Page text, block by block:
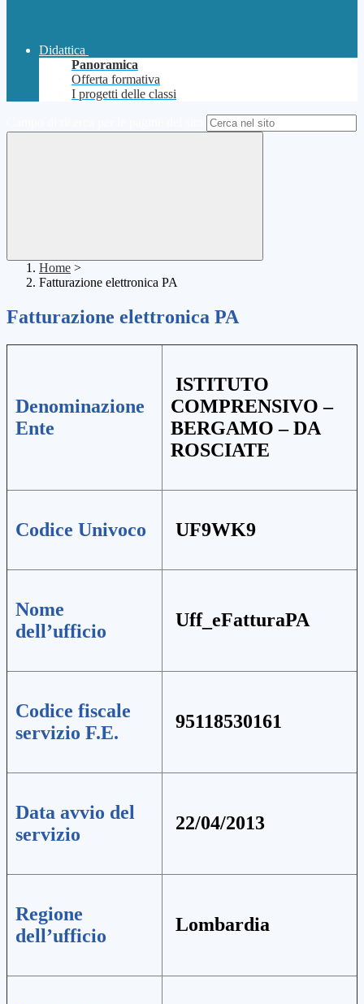
Didattica
Panoramica
Offerta formativa
I progetti delle classi
Home >
Fatturazione elettronica PA
Fatturazione elettronica PA
Denominazione
Ente
ISTITUTO
COMPRENSIVO –
BERGAMO – DA
ROSCIATE
Codice Univoco UF9WK9
Nome
dell’ufficio
Uff_eFatturaPA
Codice fiscale
servizio F.E.
95118530161
Data avvio del
servizio
22/04/2013
Regione
dell’ufficio
Lombardia